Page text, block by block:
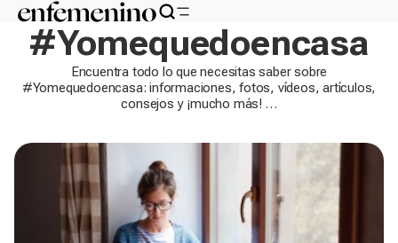
#Yomequedoencasa
Encuentra todo lo que necesitas saber sobre
#Yomequedoencasa: informaciones, fotos, vídeos, artículos,
consejos y ¡mucho más! …